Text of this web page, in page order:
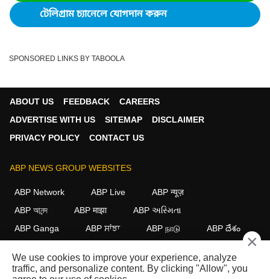
টেলিগ্রাম চ্যানেলে যোগদান করুন
SPONSORED LINKS BY TABOOLA
ABOUT US FEEDBACK
CAREERS
ADVERTISE WITH US
SITEMAP
DISCLAIMER
PRIVACY POLICY
CONTACT US
ABP NEWS GROUP WEBSITES
ABP Network ABP Live
ABP न्यूज़
ABP আনন্দ
ABP माझा
ABP અસ્મિતા
ABP Ganga
ABP ਸਾਂਝਾ ABP நாடு ABP దేశం
FOLLOW US
×
We use cookies to improve your experience, analyze
traffic, and personalize content. By clicking "Allow", you